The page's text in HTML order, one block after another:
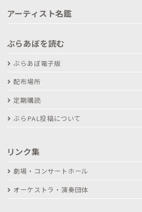
アーティスト名鑑
ぶらあぼを読む
ぶらあぼ電子版
配布場所
定期購読
ぶらPAL投稿について
リンク集
劇場・コンサートホール
オーケストラ・演奏団体